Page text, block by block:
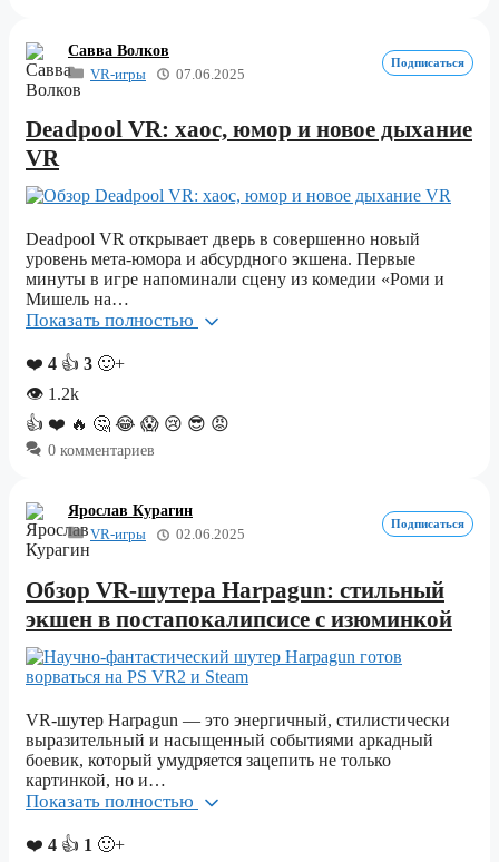
Савва Волков
VR-игры
07.06.2025
Подписаться
Deadpool VR: хаос, юмор и новое дыхание
VR
Deadpool VR открывает дверь в совершенно новый
уровень мета-юмора и абсурдного экшена. Первые
минуты в игре напоминали сцену из комедии «Роми и
Мишель на…
Показать полностью
❤️ 4 👍 3 🙂+
👁 1.2k
👍 ❤️ 🔥 🤔 😂 😱 😢 😎 😡
0 комментариев
Ярослав Курагин
VR-игры
02.06.2025
Подписаться
Обзор VR-шутера Harpagun: стильный
экшен в постапокалипсисе с изюминкой
VR-шутер Harpagun — это энергичный, стилистически
выразительный и насыщенный событиями аркадный
боевик, который умудряется зацепить не только
картинкой, но и…
Показать полностью
❤️ 4 👍 1 🙂+